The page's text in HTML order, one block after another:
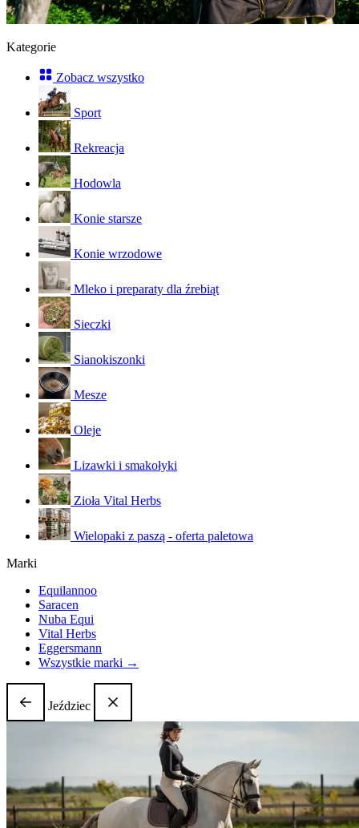
Kategorie
Zobacz wszystko
Sport
Rekreacja
Hodowla
Konie starsze
Konie wrzodowe
Mleko i preparaty dla źrebiąt
Sieczki
Sianokiszonki
Mesze
Oleje
Lizawki i smakołyki
Zioła Vital Herbs
Wielopaki z paszą - oferta paletowa
Marki
Equilannoo
Saracen
Nuba Equi
Vital Herbs
Eggersmann
Wszystkie marki →
Jeździec